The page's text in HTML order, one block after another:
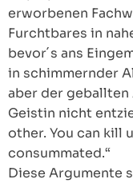
erworbenen
Furchtbares in
bevor´s ans
in schimmernder
aber der
Geistin nicht
other. You can kill
consummated.“
Diese Argumente